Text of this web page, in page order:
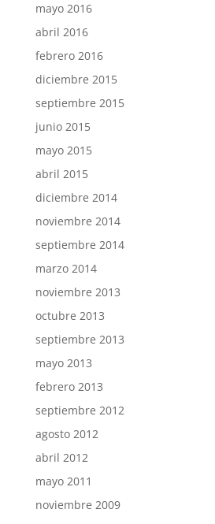
mayo 2016
abril 2016
febrero 2016
diciembre 2015
septiembre 2015
junio 2015
mayo 2015
abril 2015
diciembre 2014
noviembre 2014
septiembre 2014
marzo 2014
noviembre 2013
octubre 2013
septiembre 2013
mayo 2013
febrero 2013
septiembre 2012
agosto 2012
abril 2012
mayo 2011
noviembre 2009